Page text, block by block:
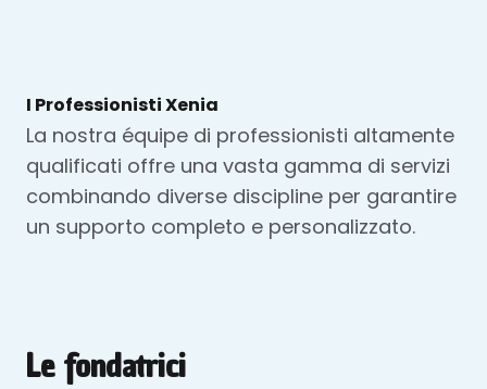
I Professionisti Xenia
La nostra équipe di professionisti altamente
qualificati offre una vasta gamma di servizi
combinando diverse discipline per garantire
un supporto completo e personalizzato.
Le fondatrici